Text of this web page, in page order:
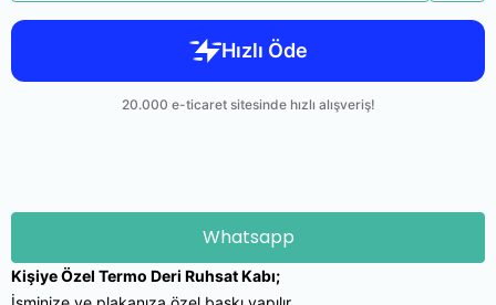
Whatsapp
Kişiye Özel Termo Deri Ruhsat Kabı;